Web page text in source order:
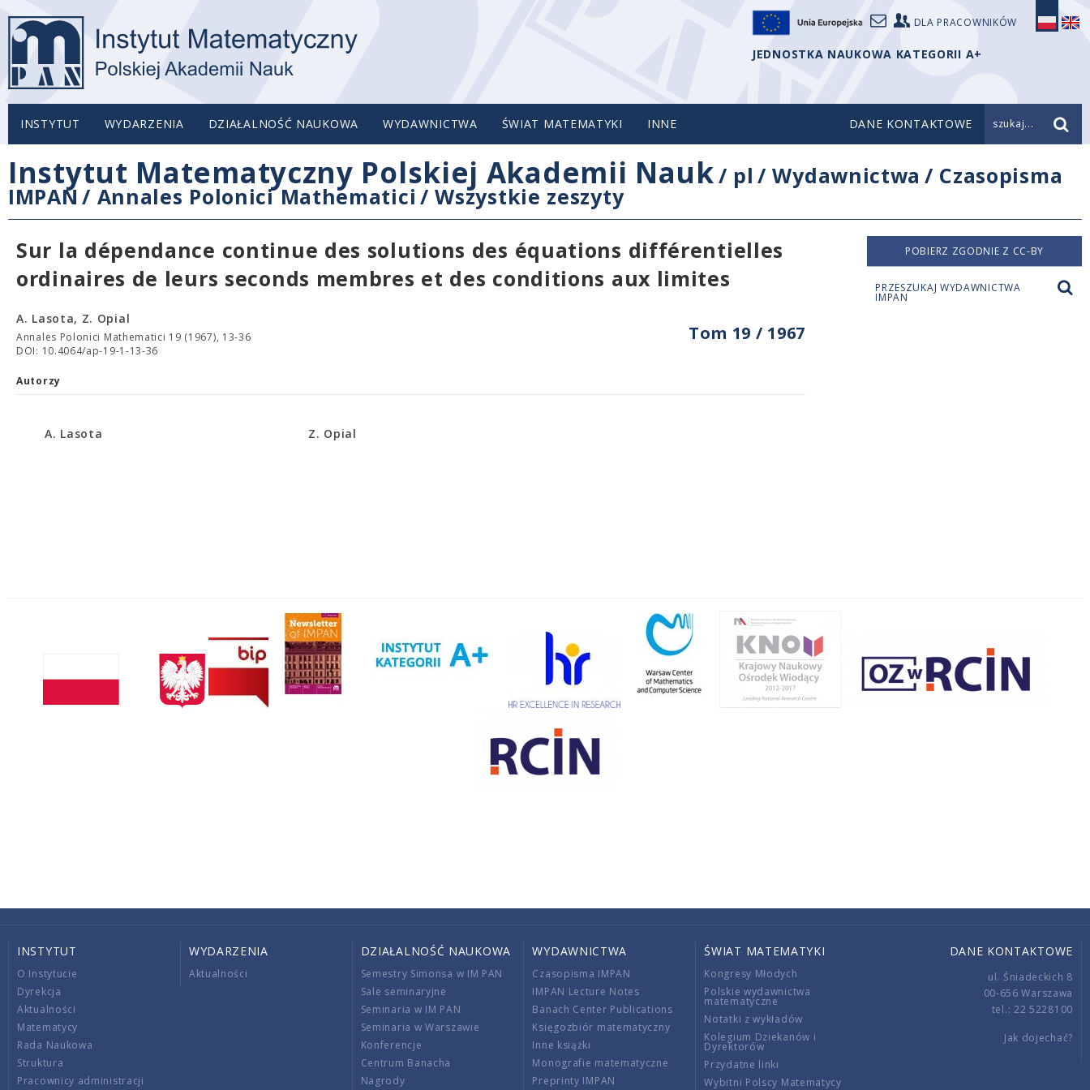
DLA PRACOWNIKÓW
JEDNOSTKA NAUKOWA KATEGORII A+
INSTYTUT WYDARZENIA DZIAŁALNOŚĆ NAUKOWA WYDAWNICTWA ŚWIAT MATEMATYKI INNE DANE KONTAKTOWE szukaj...
Instytut Matematyczny Polskiej Akademii Nauk/ pl /Wydawnictwa / Czasopisma
IMPAN / Annales Polonici Mathematici /Wszystkie zeszyty
Sur la dépendance continue des solutions des équations différentielles
ordinaires de leurs seconds membres et des conditions aux limites
Tom 19 / 1967
A. Lasota, Z. Opial
Annales Polonici Mathematici 19 (1967), 13-36
DOI: 10.4064/ap-19-1-13-36
Autorzy
A. Lasota Z. Opial
POBIERZ ZGODNIE Z CC-BY
PRZESZUKAJ WYDAWNICTWA
IMPAN
INSTYTUT
O Instytucie
Dyrekcja
Aktualności
Matematycy
Rada Naukowa
Struktura
Pracownicy administracji
WYDARZENIA
Aktualności
DZIAŁALNOŚĆ NAUKOWA
Semestry Simonsa w IM PAN
Sale seminaryjne
Seminaria w IM PAN
Seminaria w Warszawie
Konferencje
Centrum Banacha
Nagrody
WYDAWNICTWA
Czasopisma IMPAN
IMPAN Lecture Notes
Banach Center Publications
Księgozbiór matematyczny
Inne książki
Monografie matematyczne
Preprinty IMPAN
ŚWIAT MATEMATYKI
Kongresy Młodych
Polskie wydawnictwa
matematyczne
Notatki z wykładów
Kolegium Dziekanów i
Dyrektorów
Przydatne linki
Wybitni Polscy Matematycy
DANE KONTAKTOWE
ul. Śniadeckich 8
00-656 Warszawa
tel.: 22 5228100
Jak dojechać?